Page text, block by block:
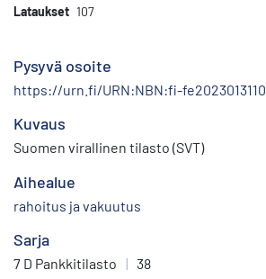
Lataukset 107
Pysyvä osoite
https://urn.fi/URN:NBN:fi-
Kuvaus
Suomen virallinen tilasto (SVT)
Aihealue
rahoitus ja vakuutus
Sarja
7 D Pankkitilasto | 38